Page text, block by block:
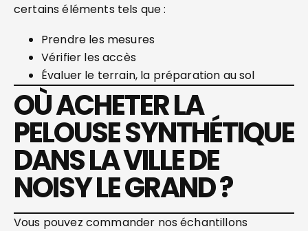
certains éléments tels que :
Prendre les mesures
Vérifier les accès
Évaluer le terrain, la préparation au sol
OÙ ACHETER LA
PELOUSE SYNTHÉTIQUE
DANS LA VILLE DE
NOISY LE GRAND ?
Vous pouvez commander nos échantillons